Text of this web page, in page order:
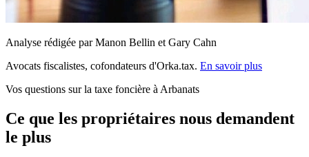
Analyse rédigée par Manon Bellin et Gary Cahn
Avocats fiscalistes, cofondateurs d'Orka.tax. En savoir plus
Vos questions sur la taxe foncière à Arbanats
Ce que les propriétaires nous demandent
le plus